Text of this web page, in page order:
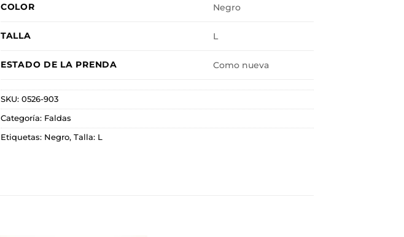
COLOR Negro
TALLA L
ESTADO DE LA PRENDA Como nueva
SKU: 0526-903
Categoría: Faldas
Etiquetas: Negro, Talla: L